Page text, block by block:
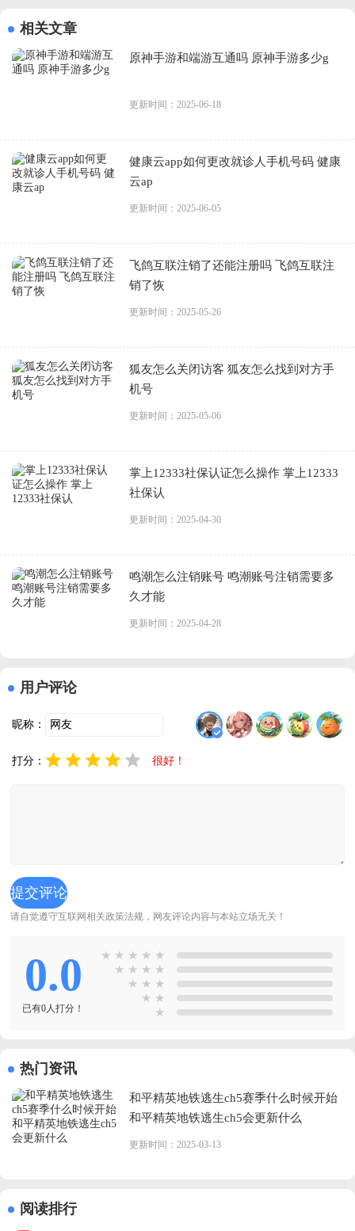
相关文章
原神手游和端游互通吗 原神手游多少g
更新时间：2025-06-18
健康云app如何更改就诊人手机号码 健康
云ap
更新时间：2025-06-05
飞鸽互联注销了还能注册吗 飞鸽互联注
销了恢
更新时间：2025-05-26
狐友怎么关闭访客 狐友怎么找到对方手
机号
更新时间：2025-05-06
掌上12333社保认证怎么操作 掌上12333
社保认
更新时间：2025-04-30
鸣潮怎么注销账号 鸣潮账号注销需要多
久才能
更新时间：2025-04-28
用户评论
昵称：
打分： 很好！
请自觉遵守互联网相关政策法规，网友评论内容与本站立场无关！
0.0
已有0人打分！
★ ★ ★ ★ ★
★ ★ ★ ★
★ ★ ★
★ ★
★
热门资讯
和平精英地铁逃生ch5赛季什么时候开始
和平精英地铁逃生ch5会更新什么
更新时间：2025-03-13
阅读排行